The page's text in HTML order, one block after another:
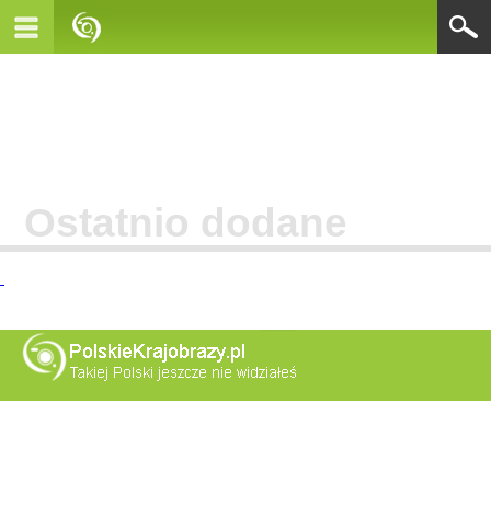
Ostatnio dodane